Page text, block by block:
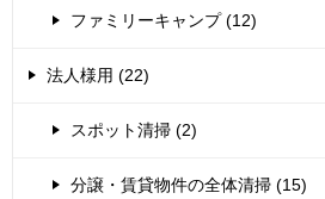
ファミリーキャンプ (12)
法人様用 (22)
スポット清掃 (2)
分譲・賃貸物件の全体清掃 (15)